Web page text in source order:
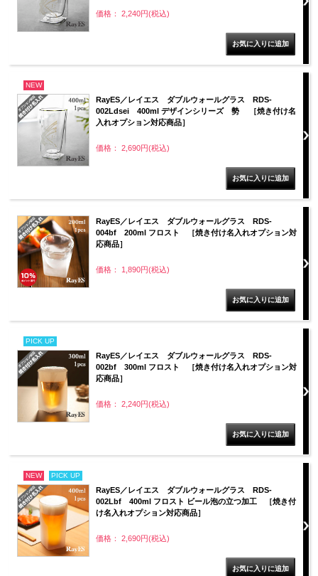
価格： 2,240円(税込)
NEW
RayES／レイエス ダブルウォールグラス RDS-
002Ldsei 400ml デザインシリーズ 勢 ［焼き付け名
入れオプション対応商品］
価格： 2,690円(税込)
RayES／レイエス ダブルウォールグラス RDS-
004bf 200ml フロスト ［焼き付け名入れオプション対
応商品］
価格： 1,890円(税込)
PICK UP
RayES／レイエス ダブルウォールグラス RDS-
002bf 300ml フロスト ［焼き付け名入れオプション対
応商品］
価格： 2,240円(税込)
NEW PICK UP
RayES／レイエス ダブルウォールグラス RDS-
002Lbf 400ml フロスト ビール泡の立つ加工 ［焼き付
け名入れオプション対応商品］
価格： 2,690円(税込)